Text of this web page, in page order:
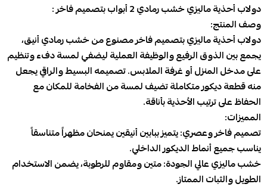
دولاب أحذية ماليزي خشب رمادي 2 أبواب بتصميم فاخر :
وصف المنتج:
دولاب أحذية ماليزي بتصميم فاخر مصنوع من خشب رمادي أنيق،
يجمع بين الذوق الرفيع والوظيفة العملية ليضفي لمسة دفء وتنظيم
على مدخل المنزل أو غرفة الملابس. تصميمه البسيط والراقي يجعل
منه قطعة ديكور متكاملة تضيف لمسة من الفخامة للمكان مع
الحفاظ على ترتيب الأحذية بأناقة.
المميزات:
تصميم فاخر وعصري: يتميز ببابين أنيقين يمنحان مظهراً متناسقاً
يناسب جميع أنماط الديكور الداخلي.
خشب ماليزي عالي الجودة: متين ومقاوم للرطوبة، يضمن الاستخدام
الطويل والثبات الممتاز.